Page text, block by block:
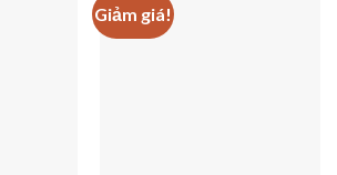
Giảm giá!